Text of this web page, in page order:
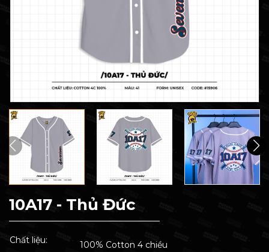
10A17 - Thủ Đức
Chất liệu:
100% Cotton 4 chiều